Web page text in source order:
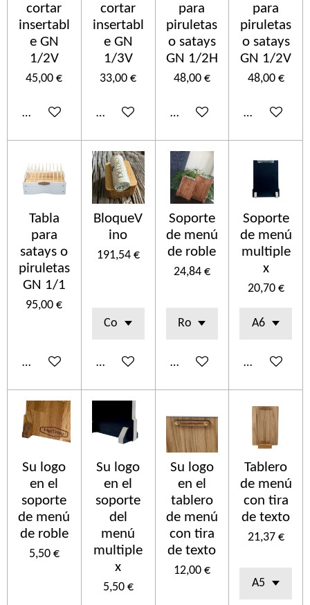
cortar
insertabl
e GN
1/2V
45,00 €
Añadir al carrito
cortar
insertabl
e GN
1/3V
33,00 €
Añadir al carrito
para
piruletas
o satays
GN 1/2H
48,00 €
Añadir al carrito
para
piruletas
o satays
GN 1/2V
48,00 €
Añadir al
Tabla
para
satays o
piruletas
GN 1/1
95,00 €
Añadir al carrito
BloqueV
ino
191,54 €
Añadir al carrito
Soporte
de menú
de roble
24,84 €
Añadir al carrito
Soporte
de menú
multiple
x
20,70 €
Añadir al
Su logo
en el
soporte
de menú
de roble
5,50 €
Su logo
en el
soporte
del
menú
multiple
x
5,50 €
Su logo
en el
tablero
de menú
con tira
de texto
12,00 €
Tablero
de menú
con tira
de texto
21,37 €